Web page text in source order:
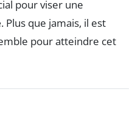
pour viser une
. Plus que jamais, il est
pour atteindre cet